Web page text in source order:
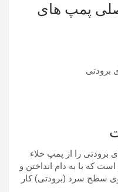
پمپ های
برودتی
را از پمپ خلاء
که با به دام انداختن و
سطح سرد (برودتی) کار